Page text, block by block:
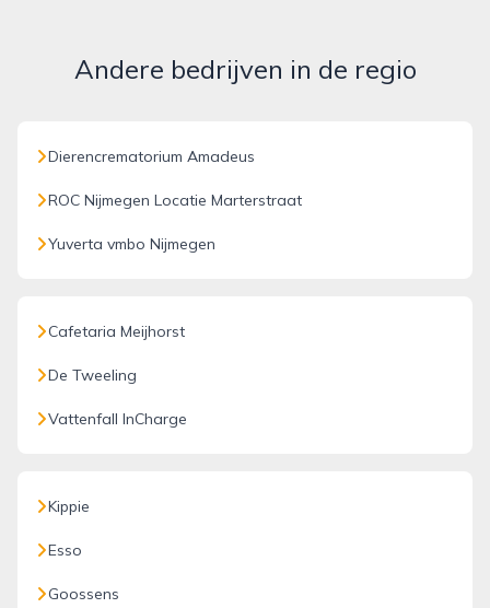
Andere bedrijven in de regio
Dierencrematorium Amadeus
ROC Nijmegen Locatie Marterstraat
Yuverta vmbo Nijmegen
Cafetaria Meijhorst
De Tweeling
Vattenfall InCharge
Kippie
Esso
Goossens